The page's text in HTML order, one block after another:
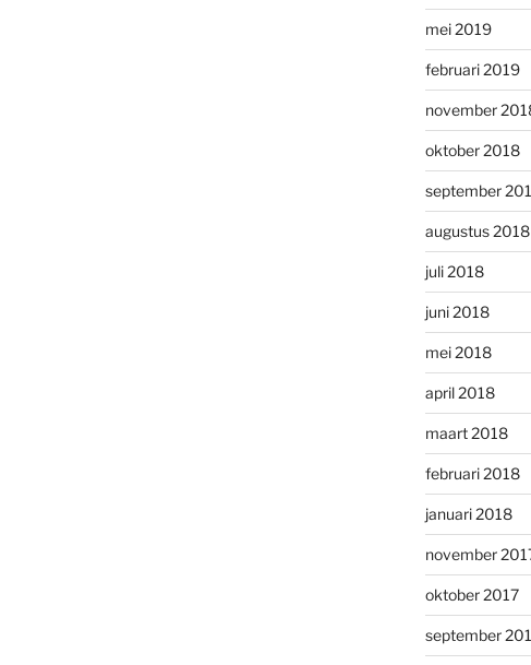
mei 2019
februari 2019
november
oktober 2018
september
augustus 2018
juli 2018
juni 2018
mei 2018
april 2018
maart 2018
februari 2018
januari 2018
november
oktober 2017
september